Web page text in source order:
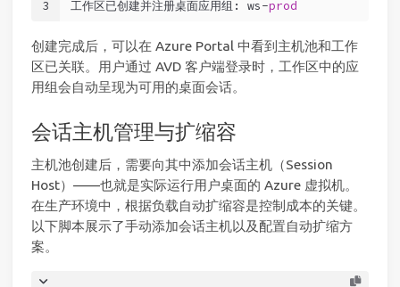
3
工作区已创建并注册桌面应用组: ws-prod
创建完成后，可以在 Azure Portal 中看到主机池和工作
区已关联。用户通过 AVD 客户端登录时，工作区中的应
用组会自动呈现为可用的桌面会话。
会话主机管理与扩缩容
主机池创建后，需要向其中添加会话主机（Session
Host）——也就是实际运行用户桌面的 Azure 虚拟机。
在生产环境中，根据负载自动扩缩容是控制成本的关键。
以下脚本展示了手动添加会话主机以及配置自动扩缩方
案。